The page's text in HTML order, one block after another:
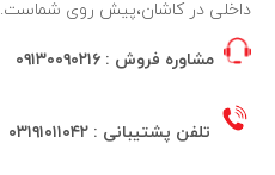
داخلی در کاشان،پیش روی شماست.
مشاوره فروش : ۰۹۱۳۰۰۹۰۲۱۶
تلفن پشتیبانی : ۰۳۱۹۱۰۱۱۰۴۲